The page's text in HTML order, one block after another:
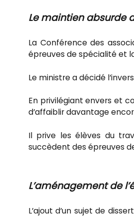
Le maintien absurde
La Conférence des
épreuves de spécialité et
Le ministre a décidé
En privilégiant envers et
d’affaiblir davantage
Il prive les élèves du
succèdent des épreuves
L’aménagement de
L’ajout d’un sujet de